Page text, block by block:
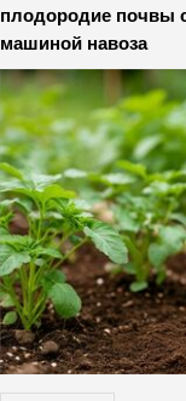
плодородие почвы
машиной навоза